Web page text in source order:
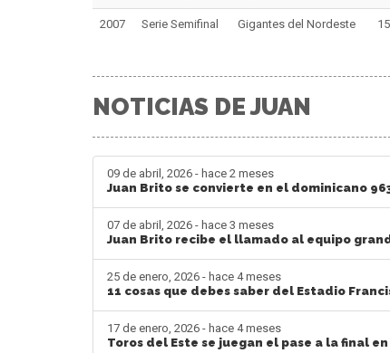
2007 Serie Semifinal Gigantes del Nordeste 15
NOTICIAS DE JUAN
09 de abril, 2026 - hace 2 meses
Juan Brito se convierte en el dominicano
07 de abril, 2026 - hace 3 meses
Juan Brito recibe el llamado al equipo
25 de enero, 2026 - hace 4 meses
11 cosas que debes saber del Estadio
17 de enero, 2026 - hace 4 meses
Toros del Este se juegan el pase a la final